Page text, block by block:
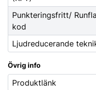
Punkteringsfritt/
kod
Ljudreducerande
Övrig info
Produktlänk